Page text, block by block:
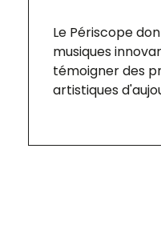
Le Périscope
musiques
témoigner des
artistiques